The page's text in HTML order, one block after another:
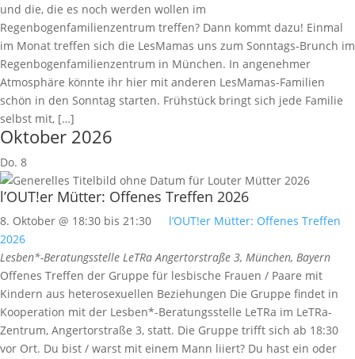
und die, die es noch werden wollen im
Regenbogenfamilienzentrum treffen? Dann kommt dazu! Einmal
im Monat treffen sich die LesMamas uns zum Sonntags-Brunch im
Regenbogenfamilienzentrum in München. In angenehmer
Atmosphäre könnte ihr hier mit anderen LesMamas-Familien
schön in den Sonntag starten. Frühstück bringt sich jede Familie
selbst mit, […]
Oktober 2026
Do. 8
l’OUT!er Mütter: Offenes Treffen 2026
8. Oktober @ 18:30 bis 21:30
l’OUT!er Mütter: Offenes Treffen
2026
Lesben*-Beratungsstelle LeTRaAngertorstraße 3, München, Bayern
Offenes Treffen der Gruppe für lesbische Frauen / Paare mit
Kindern aus heterosexuellen Beziehungen Die Gruppe findet in
Kooperation mit der Lesben*-Beratungsstelle LeTRa im LeTRa-
Zentrum, Angertorstraße 3, statt. Die Gruppe trifft sich ab 18:30
vor Ort. Du bist / warst mit einem Mann liiert? Du hast ein oder